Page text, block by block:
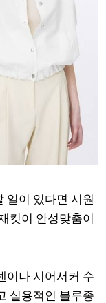
일이 있다면 시원
킷이 안성맞춤이
이나 시어서커 수
실용적인 블루종